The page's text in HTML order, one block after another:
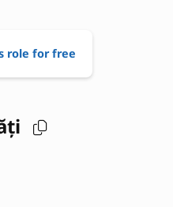
role for free